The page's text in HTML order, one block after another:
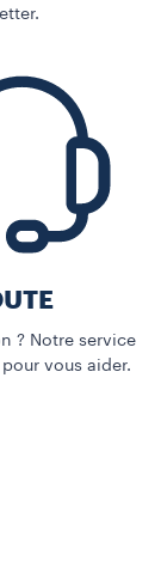
? Notre service
vous aider.